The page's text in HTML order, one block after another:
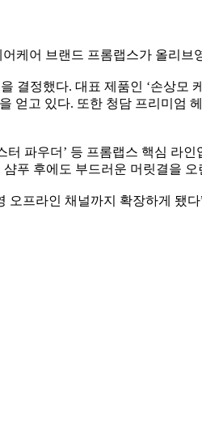
케어 브랜드 프롬랩스가 올리
정했다. 대표 제품인 ‘손상모
얻고 있다. 또한 청담 프리미엄
파우더’ 등 프롬랩스 핵심 라
푸 후에도 부드러운 머릿결을
프라인 채널까지 확장하게 됐